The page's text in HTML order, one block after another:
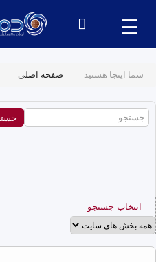
☰
شما اینجا هستید صفحه اصلی
انتخاب جستجو